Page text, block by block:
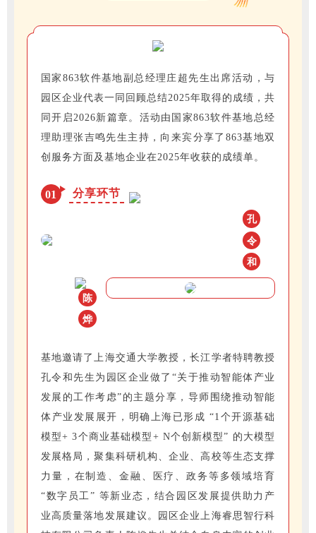
国家863软件基地副总经理庄超先生出席活动，与
园区企业代表一同回顾总结2025年取得的成绩，共
同开启2026新篇章。活动由国家863软件基地总经
理助理张吉鸣先生主持，向来宾分享了863基地双
创服务方面及基地企业在2025年收获的成绩单。
01 分享环节
孔
令
和
陈
烨
基地邀请了上海交通大学教授，长江学者特聘教授
孔令和先生为园区企业做了“关于推动智能体产业
发展的工作考虑”的主题分享，导师围绕推动智能
体产业发展展开，明确上海已形成 “1个开源基础
模型+ 3个商业基础模型+ N个创新模型” 的大模型
发展格局，聚集科研机构、企业、高校等生态支撑
力量，在制造、金融、医疗、政务等多领域培育
“数字员工” 等新业态，结合园区发展提供助力产
业高质量落地发展建议。园区企业上海睿思智行科